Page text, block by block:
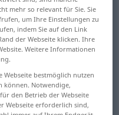
antippen)
mehr so relevant für Sie. Sie
um Ihre Einstellungen zu
indem Sie auf den Link
der Webseite klicken. Ihre
Weitere Informationen
Webseite bestmöglich nutzen
können. Notwendige,
den Betrieb der Webseite
Webseite erforderlich sind,